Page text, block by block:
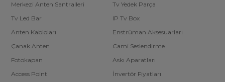
Merkezi Anten Santralleri
Tv Yedek Parça
Tv Led Bar
IP Tv Box
Anten Kabloları
Enstrüman Aksesuarları
Çanak Anten
Cami Seslendirme
Fotokapan
Askı Aparatları
Access Point
İnvertör Fiyatları